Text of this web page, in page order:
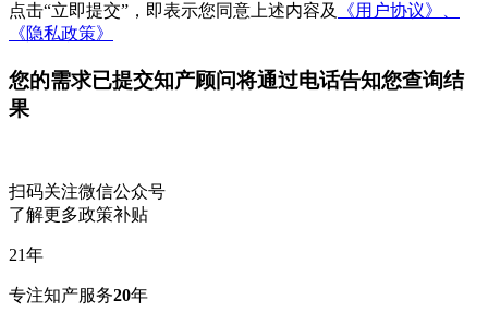
点击“立即提交”，即表示您同意上述内容及
《用户协议》、
《隐私政策》
您的需求已提交知产顾问将通过电话告知您查询结
果
扫码关注微信公众号
了解更多政策补贴
21年
专注知产服务20年